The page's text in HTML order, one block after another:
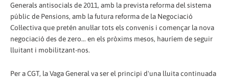
Generals antisocials de 2011, amb la prevista reforma del sistema
públic de Pensions, amb la futura reforma de la Negociació
Col·lectiva que pretén anul·lar tots els convenis i començar la nova
negociació des de zero... en els pròxims mesos, hauríem de seguir
lluitant i mobilitzant-nos.
Per a CGT, la Vaga General va ser el principi d'una lluita continuada